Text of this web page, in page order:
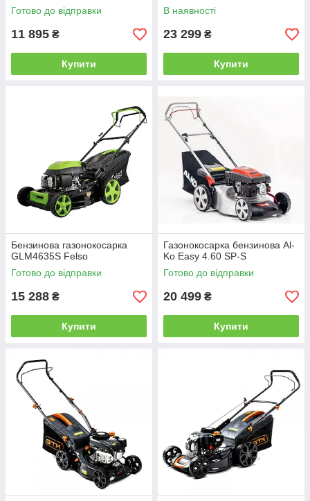
Готово до відправки
11 895 ₴
Купити
В наявності
23 299 ₴
Купити
Бензинова газонокосарка
GLM4635S Felso
Готово до відправки
15 288 ₴
Купити
Газонокосарка бензинова Al-
Ko Easy 4.60 SP-S
Готово до відправки
20 499 ₴
Купити